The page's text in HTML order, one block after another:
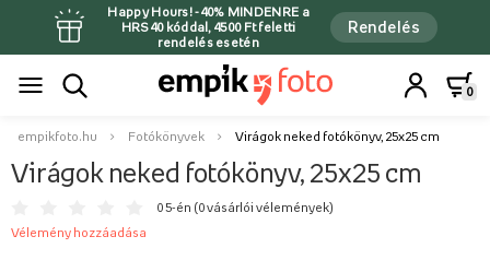
Happy Hours! -40% MINDENRE a
HRS40 kóddal, 4500 Ft feletti
rendelés esetén
Rendelés
0
empikfoto.hu Fotókönyvek Virágok neked fotókönyv, 25x25 cm
Virágok neked fotókönyv, 25x25 cm
0 5-én (0 vásárlói vélemények)
Vélemény hozzáadása